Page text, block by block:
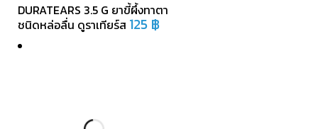
DURATEARS 3.5 G ยาขี้ผึ้งทาตา
ชนิดหล่อลื่น ดูราเทียร์ส 125 ฿